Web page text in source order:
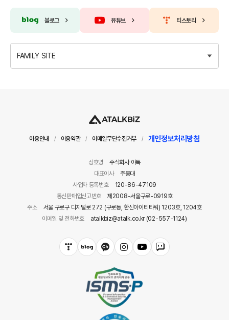
블로그 유튜브 티스토리
FAMILY SITE
이용안내 / 이용약관 / 이메일무단수집거부 / 개인정보처리방침
상호명
주식회사 아톡
대표이사
주웅대
사업자 등록번호
120-86-47109
통신판매업신고번호
제2008-서울구로-0919호
주소
서울 구로구 디지털로 272 (구로동, 한신아이티타워) 1203호, 1204호
이메일 및 전화번호
atalkbiz@atalk.co.kr (02-557-1124)